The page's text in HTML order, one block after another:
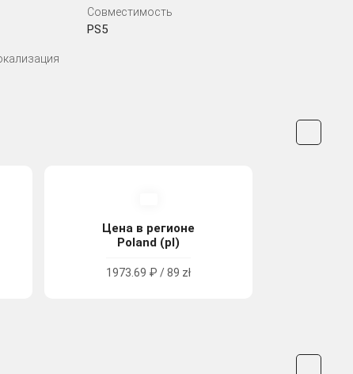
Совместимость
PS5
Цена в регионе
Poland (pl)
1973.69 ₽ / 89 zł